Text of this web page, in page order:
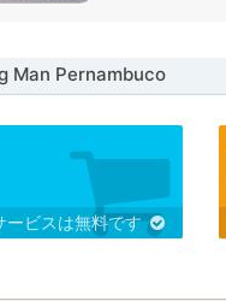
Man Pernambuco
ービスは無料です